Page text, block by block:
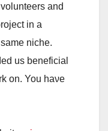
and
іn a
niche.
us beneficial
on. You haνe